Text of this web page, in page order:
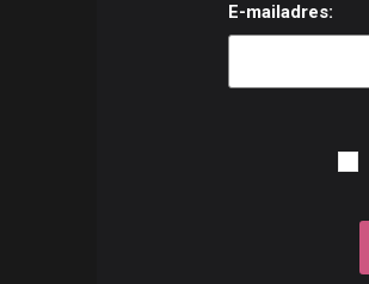
E-mailadres: